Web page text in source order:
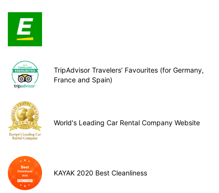
TripAdvisor Travelers’ Favourites (for Germany,
France and Spain)
World's Leading Car Rental Company Website
KAYAK 2020 Best Cleanliness